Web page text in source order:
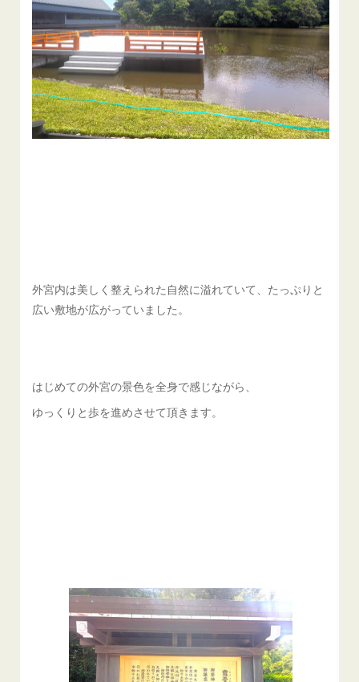
外宮内は美しく整えられた自然に溢れていて、たっぷりと
広い敷地が広がっていました。
はじめての外宮の景色を全身で感じながら、
ゆっくりと歩を進めさせて頂きます。